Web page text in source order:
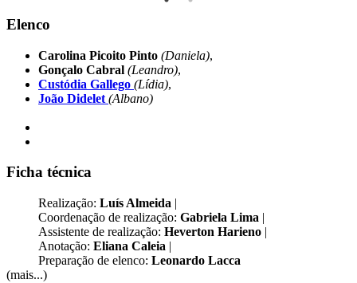
Elenco
Carolina Picoito Pinto (Daniela),
Gonçalo Cabral (Leandro),
Custódia Gallego (Lídia),
João Didelet (Albano)
Ficha técnica
Realização: Luís Almeida |
Coordenação de realização: Gabriela Lima |
Assistente de realização: Heverton Harieno |
Anotação: Eliana Caleia |
Preparação de elenco: Leonardo Lacca
(mais...)